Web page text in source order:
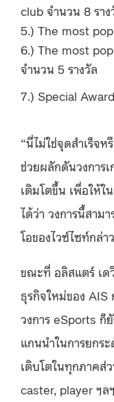
club จำนวน 8 ราง
5.) The most
6.) The most
จำนวน 5 รางวัล
7.) Special
“นี่ไม่ใช่จุดสำเร็จ
ช่วยผลักดันวงการ
เติมโตขึ้น เพื่อให้
ได้ว่า วงการนี้สาม
โอของไวซ์ไซท์กล่าว
ขณะที่ อลิสแตร์ เ
ธุรกิจใหม่ของ AIS
วงการ eSports ก็ยั
แกนนำในการยกร
เติบโตในทุกภาคส่
caster, player ฯล